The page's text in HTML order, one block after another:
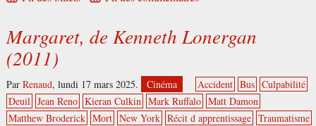
Margaret, de Kenneth Lonergan
(2011)
Par Renaud, lundi 17 mars 2025. Cinéma Accident Bus Culpabilité
Deuil Jean Reno Kieran Culkin Mark Ruffalo Matt Damon
Matthew Broderick Mort New York Récit d apprentissage Traumatisme